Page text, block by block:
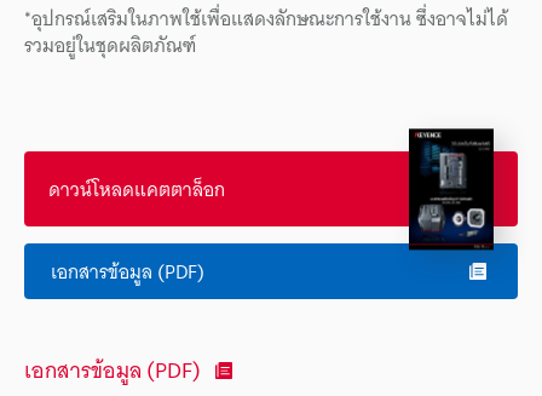
*อุปกรณ์เสริมในภาพใช้เพื่อแสดงลักษณะการใช้งาน ซึ่งอาจไม่ได้
รวมอยู่ในชุดผลิตภัณฑ์
ดาวน์โหลดแคตตาล็อก
เอกสารข้อมูล (PDF)
เอกสารข้อมูล (PDF)